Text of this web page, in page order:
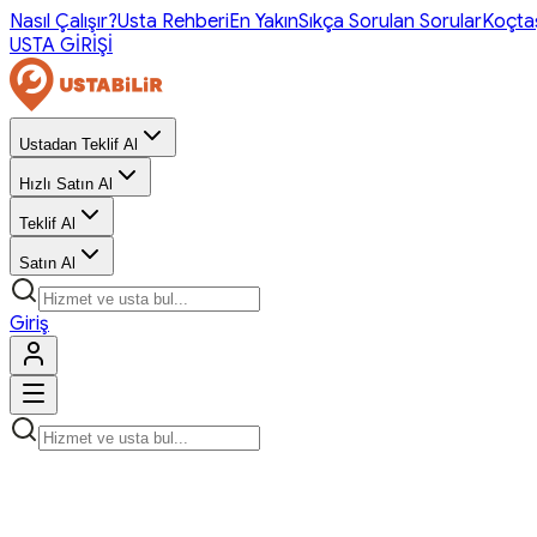
Nasıl Çalışır?Usta RehberiEn YakınSıkça Sorulan Sorular
USTA GİRİŞİ
Ustadan Teklif Al
Hızlı Satın Al
Teklif Al
Satın Al
Giriş